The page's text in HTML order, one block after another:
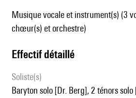
Musique vocale et instrument(s) (3
chœur(s) et orchestre)
effectif détaillé
Soliste(s)
baryton solo [Dr. Berg], 2 ténors solo [Marcus ; Laurence